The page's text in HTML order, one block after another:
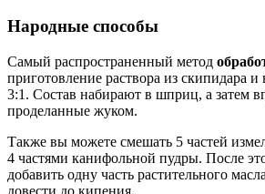
Народные способы
Самый распространенный метод
приготовление раствора из скипидара
3:1. Состав набирают в шприц, а затем
проделанные жуком.
Также вы можете смешать 5 частей
4 частями канифольной пудры. После
добавить одну часть растительного
довести до кипения.